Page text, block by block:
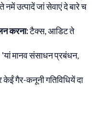
नमें उत्पादें जां सेवाएं दे बारे च
करना:टैक्स, आडिट ते
मानव संसाधन प्रबंधन,
गैर-कनूनी गतिविधियें दा